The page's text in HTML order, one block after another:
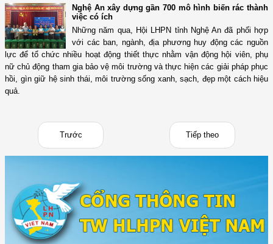
Nghệ An xây dựng gần 700 mô hình biến rác thành
việc có ích
Những năm qua, Hội LHPN tỉnh Nghệ An đã phối hợp
với các ban, ngành, địa phương huy động các nguồn
lực để tổ chức nhiều hoạt động thiết thực nhằm vận động hội viên, phụ
nữ chủ động tham gia bảo vệ môi trường và thực hiện các giải pháp phục
hồi, gìn giữ hệ sinh thái, môi trường sống xanh, sạch, đẹp một cách hiệu
quả.
Trước Tiếp theo